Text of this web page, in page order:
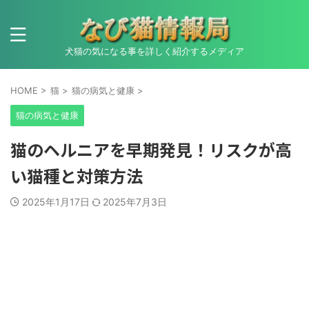
犬猫の気になる事を詳しく紹介するメディア
HOME > 猫 > 猫の病気と健康 >
猫の病気と健康
猫のヘルニアを早期発見！リスクが高
い猫種と対策方法
2025年1月17日 2025年7月3日